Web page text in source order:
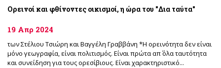
Ορεινοί και φθίνοντες οικισμοί, η ώρα του "Δια ταύτα"
19 Απρ 2024
των Στέλιου Τσιώρη και Βαγγέλη Γραββάνη *Η ορεινότητα δεν είναι
μόνο γεωγραφία, είναι πολιτισμός. Είναι πρώτα απ΄ όλα ταυτότητα
και συνείδηση για τους ορεσίβιους. Είναι χαρακτηριστικό...